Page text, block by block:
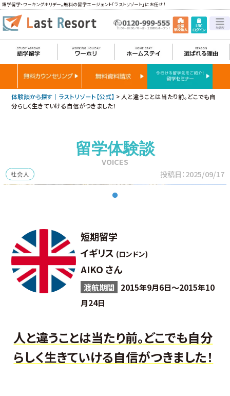
語学留学・ワーキングホリデー。無料の留学エージェント「ラストリゾート」にお任せ！
体験談から探す｜ラストリゾート【公式】 > 人と違うことは当たり前。どこでも自
分らしく生きていける自信がつきました！
留学体験談
VOICES
社会人 投稿日：2025/09/17
短期留学
イギリス (ロンドン)
AIKO さん
渡航期間
2015年9月6日～2015年10
月24日
人と違うことは当たり前。どこでも自分
らしく生きていける自信がつきました！